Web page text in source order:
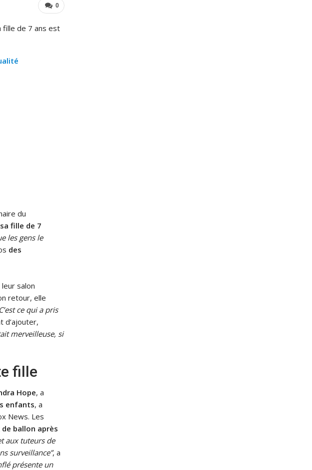
0
fille de 7 ans est
du
fille de 7
les gens le
des
salon
retour, elle
ce qui a pris
d’ajouter,
merveilleuse, si
fille
Hope, a
enfants, a
News. Les
ballon après
aux tuteurs de
surveillance”, a
présente un